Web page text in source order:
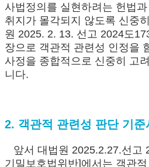
사법정의를 실현하려는 헌법
취지가 몰각되지 않도록 신중
원 2025. 2. 13. 선고 2024도
장으로 객관적 관련성 인정을
사정을 종합적으로 신중히 고
니다.
2. 객관적 관련성 판단 기준
앞서 대법원 2025.2.27.선고
기밀보호법위반]에서는 객관